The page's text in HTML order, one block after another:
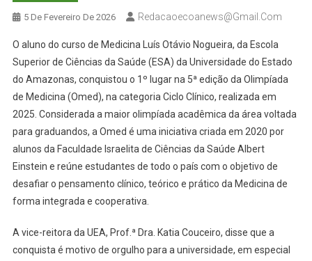
5 De Fevereiro De 2026 Redacaoecoanews@gmail.com
O aluno do curso de Medicina Luís Otávio Nogueira, da Escola
Superior de Ciências da Saúde (ESA) da Universidade do Estado
do Amazonas, conquistou o 1º lugar na 5ª edição da Olimpíada
de Medicina (Omed), na categoria Ciclo Clínico, realizada em
2025. Considerada a maior olimpíada acadêmica da área voltada
para graduandos, a Omed é uma iniciativa criada em 2020 por
alunos da Faculdade Israelita de Ciências da Saúde Albert
Einstein e reúne estudantes de todo o país com o objetivo de
desafiar o pensamento clínico, teórico e prático da Medicina de
forma integrada e cooperativa.
A vice-reitora da UEA, Prof.ª Dra. Katia Couceiro, disse que a
conquista é motivo de orgulho para a universidade, em especial